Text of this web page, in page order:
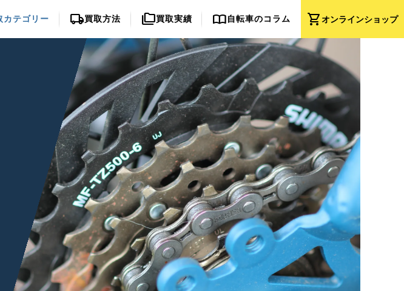
shopping_cartオンラインショップ
カテゴリー local_shipping買取方法 folder_copy買取実績 import_contacts自転車のコラム